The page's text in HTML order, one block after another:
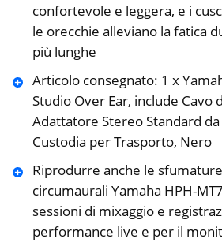
confortevole e leggera, e i
le orecchie alleviano la fatica
più lunghe
Articolo consegnato: 1 x
Studio Over Ear, include Cavo
Adattatore Stereo Standard
Custodia per Trasporto, Nero
Riprodurre anche le
circumaurali Yamaha HPH-
sessioni di mixaggio e
performance live e per il